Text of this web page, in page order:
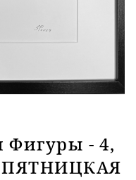
Фигуры - 4,
ПЯТНИЦКАЯ